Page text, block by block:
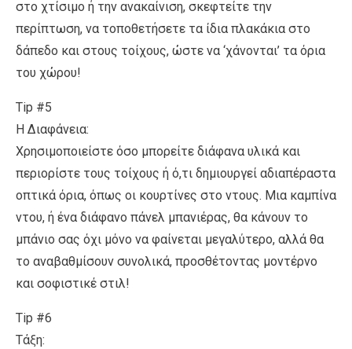
στο χτίσιμο ή την ανακαίνιση, σκεφτείτε την
περίπτωση, να τοποθετήσετε τα ίδια πλακάκια στο
δάπεδο και στους τοίχους, ώστε να ‘χάνονται’ τα όρια
του χώρου!
Tip #5
Η Διαφάνεια:
Χρησιμοποιείστε όσο μπορείτε διάφανα υλικά και
περιορίστε τους τοίχους ή ό,τι δημιουργεί αδιαπέραστα
οπτικά όρια, όπως οι κουρτίνες στο ντους. Μια καμπίνα
ντου, ή ένα διάφανο πάνελ μπανιέρας, θα κάνουν το
μπάνιο σας όχι μόνο να φαίνεται μεγαλύτερο, αλλά θα
το αναβαθμίσουν συνολικά, προσθέτοντας μοντέρνο
και σοφιστικέ στιλ!
Tip #6
Τάξη: